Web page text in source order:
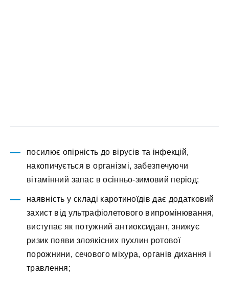
посилює опірність до вірусів та інфекцій,
накопичується в організмі, забезпечуючи
вітамінний запас в осінньо-зимовий період;
наявність у складі каротиноїдів дає додатковий
захист від ультрафіолетового випромінювання,
виступає як потужний антиоксидант, знижує
ризик появи злоякісних пухлин ротової
порожнини, сечового міхура, органів дихання і
травлення;